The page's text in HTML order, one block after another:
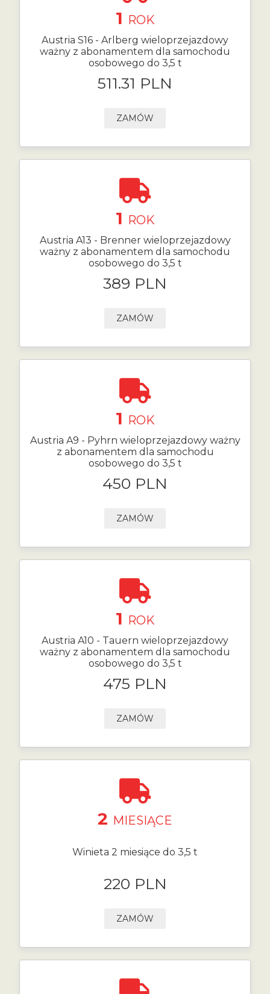
1 ROK
Austria S16 - Arlberg wieloprzejazdowy
ważny z abonamentem dla samochodu
osobowego do 3,5 t
511.31 PLN
ZAMÓW
1 ROK
Austria A13 - Brenner wieloprzejazdowy
ważny z abonamentem dla samochodu
osobowego do 3,5 t
389 PLN
ZAMÓW
1 ROK
Austria A9 - Pyhrn wieloprzejazdowy ważny
z abonamentem dla samochodu
osobowego do 3,5 t
450 PLN
ZAMÓW
1 ROK
Austria A10 - Tauern wieloprzejazdowy
ważny z abonamentem dla samochodu
osobowego do 3,5 t
475 PLN
ZAMÓW
2 MIESIĄCE
Winieta 2 miesiące do 3,5 t
220 PLN
ZAMÓW